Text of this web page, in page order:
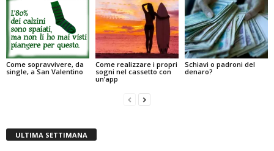
Come sopravvivere, da
single, a San Valentino
Come realizzare i propri
sogni nel cassetto con
un’app
Schiavi o padroni del
denaro?
ULTIMA SETTIMANA